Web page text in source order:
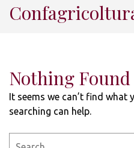
Nothing Found
It seems we can’t find what
searching can help.